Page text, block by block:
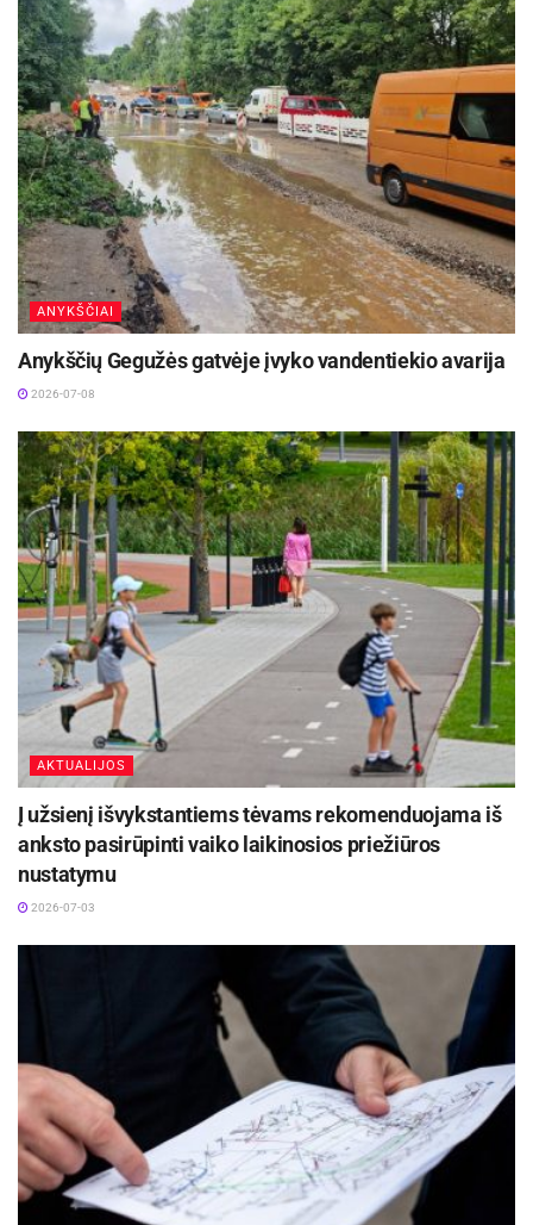
Koncerto vieta: Renginių oazė, Baltų pr. 16,
Kaunas
Bilietų kainos: 8,10,12,
Bilietus platinawww.bilietai.ltbei vietoje, likus 1
val. iki koncerto pradžios.
ANYKŠČIAI
Anykščių Gegužės gatvėje įvyko vandentiekio avarija
2026-07-08
AKTUALIJOS
Į užsienį išvykstantiems tėvams rekomenduojama iš
anksto pasirūpinti vaiko laikinosios priežiūros
nustatymu
2026-07-03